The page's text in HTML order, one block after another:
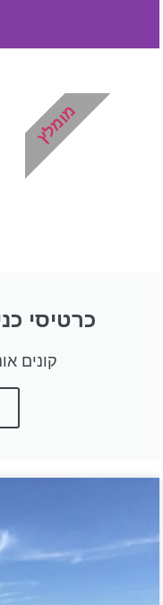
מציאת מלון
מומלץ?
כרטיסי
קונים
מומלץ